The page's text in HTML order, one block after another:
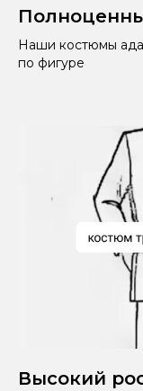
Наши костюмы
по фигуре
Высокий